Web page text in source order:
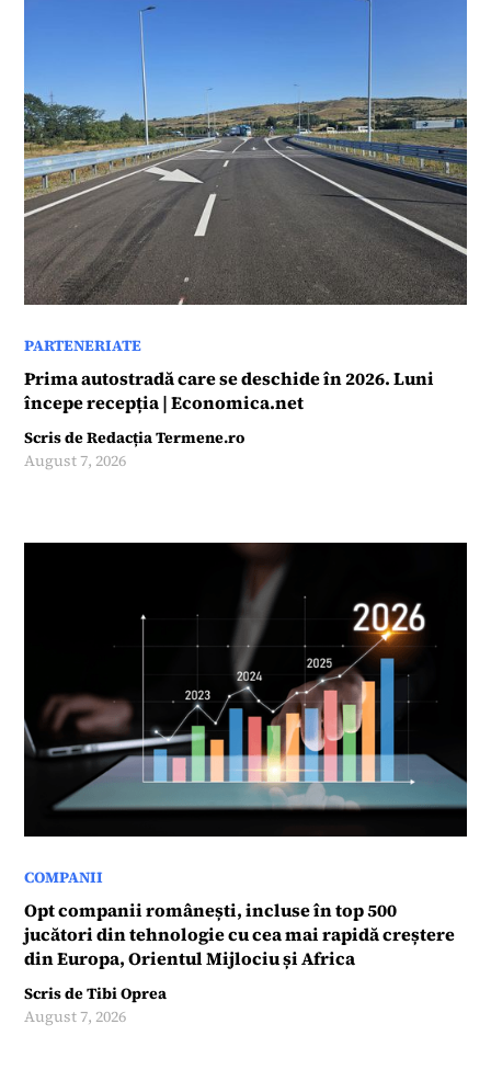
PARTENERIATE
Prima autostradă care se deschide în 2026. Luni
începe recepția | Economica.net
Scris deRedacția Termene.ro
August 7, 2026
COMPANII
Opt companii românești, incluse în top 500
jucători din tehnologie cu cea mai rapidă creștere
din Europa, Orientul Mijlociu și Africa
Scris deTibi Oprea
August 7, 2026